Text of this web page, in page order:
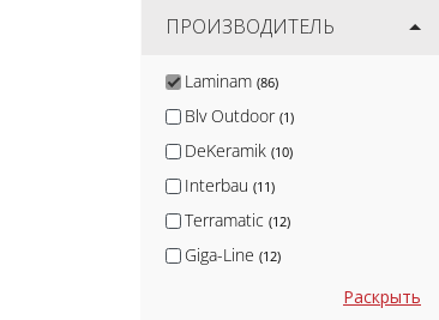
ПРОИЗВОДИТЕЛЬ
Laminam (86)
Blv Outdoor (1)
DeKeramik (10)
Interbau (11)
Terramatic (12)
Giga-Line (12)
Раскрыть